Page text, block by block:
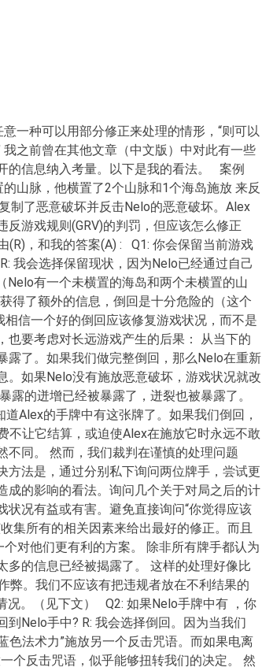
一种可以用部分修正来处理的情形，“则可以
之前曾在其他文章（中文版）中对此有一些
的信息纳入考量。以下是我的看法。 案例
山脉，他横置了2个山脉和1个海岛施放 来反
制了恶意破坏并反击Nelo的恶意破坏。Alex
游戏规则(GRV)的判罚，但应该怎么修正
，和我的答案(A) : Q1: 你会保留当前游戏
我会选择保留现状，因为Nelo已经通过自己
有一个未横置的海岛和两个未横置的山
得了额外的信息，倒回是十分危险的（这个
信一个好的倒回应该修复游戏状况，而不是
要考虑对长远游戏产生的后果： 从当下的
露了。如果我们做完整倒回，那么Nelo在重新
。如果Nelo没有施放恶意破坏，游戏状况就改
的迸增已经被暴露了，迸裂也被暴露了。
Alex的手牌中有这张牌了。如果我们倒回，
不让它结算，或迫使Alex在施放它时永远不敢
不同。 然而，我们裁判在谨慎的处理问题
方法是，通过分别私下询问两位牌手，尝试更
成的影响的看法。询问几个关于对局之后的计
况有益或有害。避免直接询问“你觉得应该
集所有的相关因素来给出最好的修正。而且
对他们更有利的方案。 除非所有牌手都认为
的信息已经被揭露了。 这样的处理好像比
弊。我们不应该有把违规者放在不利结果的
况。（见下文） Q2: 如果Nelo手牌中有 ，你
Nelo手中? R: 我会选择倒回。因为当我们
色法术力”施放另一个反击咒语。而如果电离
个反击咒语，似乎能够扭转我们的决定。 然